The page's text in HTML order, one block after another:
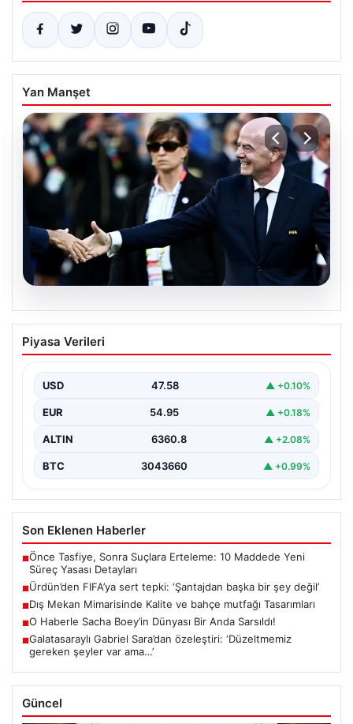
Yan Manşet
05.08.2026
Ürdün’den FIFA’ya sert tepki: ‘Şantajdan
başka bir şey değil’
Piyasa Verileri
USD 47.58 ▲ +0.10%
EUR 54.95 ▲ +0.18%
ALTIN 6360.8 ▲ +2.08%
BTC 3043660 ▲ +0.99%
Son Eklenen Haberler
■Önce Tasfiye, Sonra Suçlara Erteleme: 10 Maddede Yeni
Süreç Yasası Detayları
■Ürdün’den FIFA’ya sert tepki: ‘Şantajdan başka bir şey değil’
■Dış Mekan Mimarisinde Kalite ve bahçe mutfağı Tasarımları
■O Haberle Sacha Boey’in Dünyası Bir Anda Sarsıldı!
■Galatasaraylı Gabriel Sara’dan özeleştiri: ‘Düzeltmemiz
gereken şeyler var ama…’
Güncel